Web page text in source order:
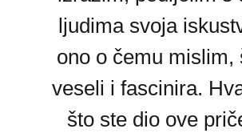
ljudima svoja
ono o čemu mislim,
veseli i fascinira.
što ste dio ove